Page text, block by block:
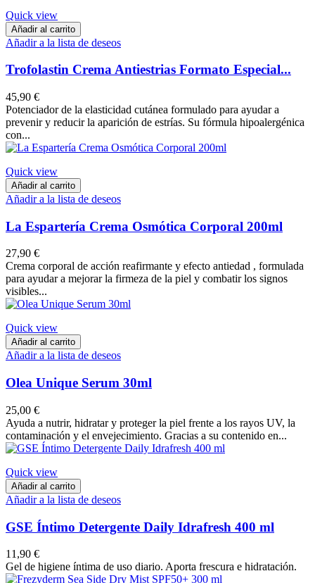
Quick view
Añadir al carrito
Añadir a la lista de deseos
Trofolastin Crema Antiestrias Formato Especial...
45,90 €
Potenciador de la elasticidad cutánea formulado para ayudar a
prevenir y reducir la aparición de estrías. Su fórmula hipoalergénica
con...
Quick view
Añadir al carrito
Añadir a la lista de deseos
La Espartería Crema Osmótica Corporal 200ml
27,90 €
Crema corporal de acción reafirmante y efecto antiedad , formulada
para ayudar a mejorar la firmeza de la piel y combatir los signos
visibles...
Quick view
Añadir al carrito
Añadir a la lista de deseos
Olea Unique Serum 30ml
25,00 €
Ayuda a nutrir, hidratar y proteger la piel frente a los rayos UV, la
contaminación y el envejecimiento. Gracias a su contenido en...
Quick view
Añadir al carrito
Añadir a la lista de deseos
GSE Íntimo Detergente Daily Idrafresh 400 ml
11,90 €
Gel de higiene íntima de uso diario. Aporta frescura e hidratación.